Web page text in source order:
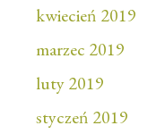
kwiecień 2019
marzec 2019
luty 2019
styczeń 2019